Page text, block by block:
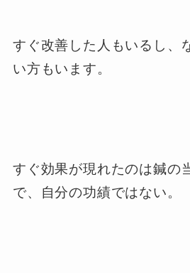
すぐ改善した人もいるし、
い方もいます。
すぐ効果が現れたのは鍼の
で、自分の功績ではない。